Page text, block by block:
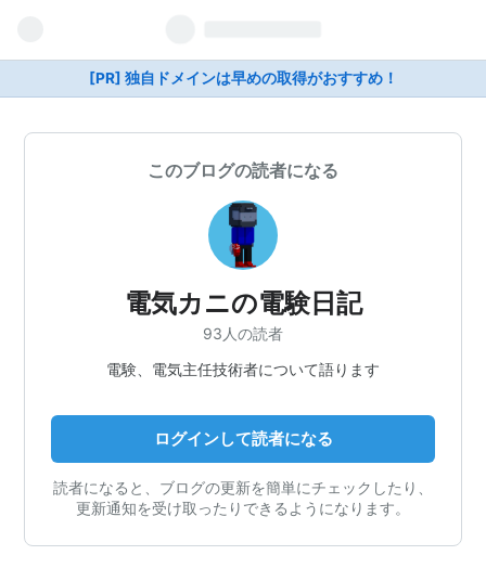
[PR] 独自ドメインは早めの取得がおすすめ！
このブログの読者になる
電気カニの電験日記
93人の読者
電験、電気主任技術者について語ります
ログインして読者になる
読者になると、ブログの更新を簡単にチェックしたり、
更新通知を受け取ったりできるようになります。